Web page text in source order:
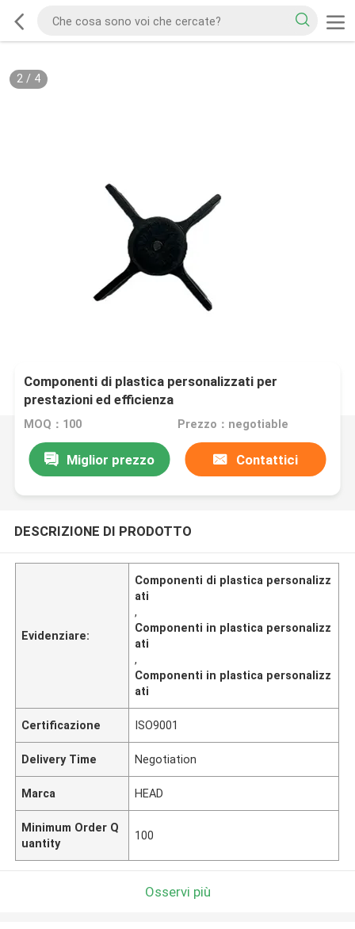
2/ 4
Componenti di plastica personalizzati per
prestazioni ed efficienza
MOQ：100 Prezzo：negotiable
Miglior prezzo Contattici
DESCRIZIONE DI PRODOTTO
Evidenziare:
Componenti di plastica personalizz
ati
,
Componenti in plastica personalizz
ati
,
Componenti in plastica personalizz
ati
Certificazione ISO9001
Delivery Time Negotiation
Marca HEAD
Minimum Order Q
uantity
100
Osservi più